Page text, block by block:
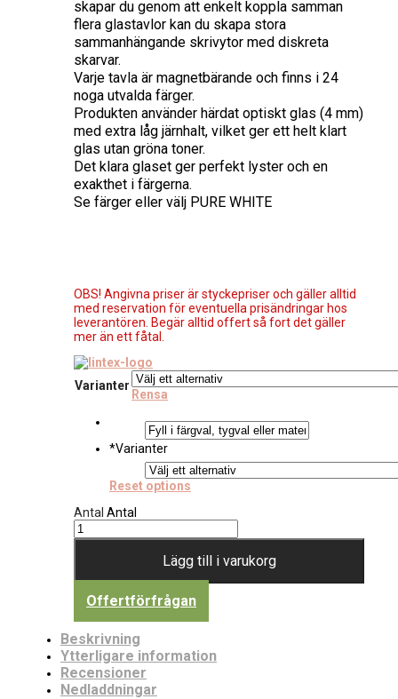
skapar du genom att enkelt koppla samman
flera glastavlor kan du skapa stora
sammanhängande skrivytor med diskreta
skarvar.
Varje tavla är magnetbärande och finns i 24
noga utvalda färger.
Produkten använder härdat optiskt glas (4 mm)
med extra låg järnhalt, vilket ger ett helt klart
glas utan gröna toner.
Det klara glaset ger perfekt lyster och en
exakthet i färgerna.
Se färger eller välj PURE WHITE
OBS! Angivna priser är styckepriser och gäller alltid
med reservation för eventuella prisändringar hos
leverantören. Begär alltid offert så fort det gäller
mer än ett fåtal.
Varianter
Rensa
*Varianter
Reset options
Antal Antal
Lägg till i varukorg
Offertförfrågan
Beskrivning
Ytterligare information
Recensioner
Nedladdningar